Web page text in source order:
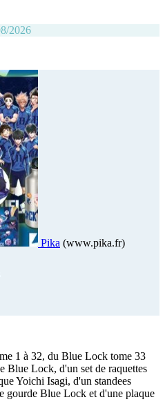
2026
Pika (www.pika.fr)
1 à 32, du Blue Lock tome 33
Blue Lock, d'un set de raquettes
Yoichi Isagi, d'un standees
gourde Blue Lock et d'une plaque